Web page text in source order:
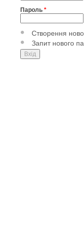
Пароль *
Створення
Запит нового